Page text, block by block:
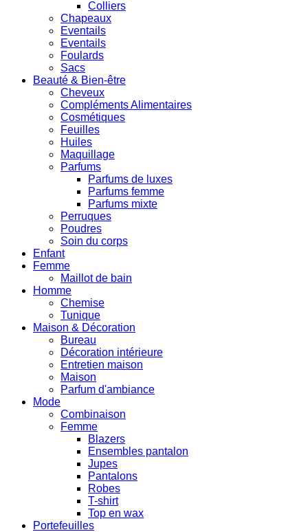
Colliers
Chapeaux
Eventails
Eventails
Foulards
Sacs
Beauté & Bien-être
Cheveux
Compléments Alimentaires
Cosmétiques
Feuilles
Huiles
Maquillage
Parfums
Parfums de luxes
Parfums femme
Parfums mixte
Perruques
Poudres
Soin du corps
Enfant
Femme
Maillot de bain
Homme
Chemise
Tunique
Maison & Décoration
Bureau
Décoration intérieure
Entretien maison
Maison
Parfum d'ambiance
Mode
Combinaison
Femme
Blazers
Ensembles pantalon
Jupes
Pantalons
Robes
T-shirt
Top en wax
Portefeuilles